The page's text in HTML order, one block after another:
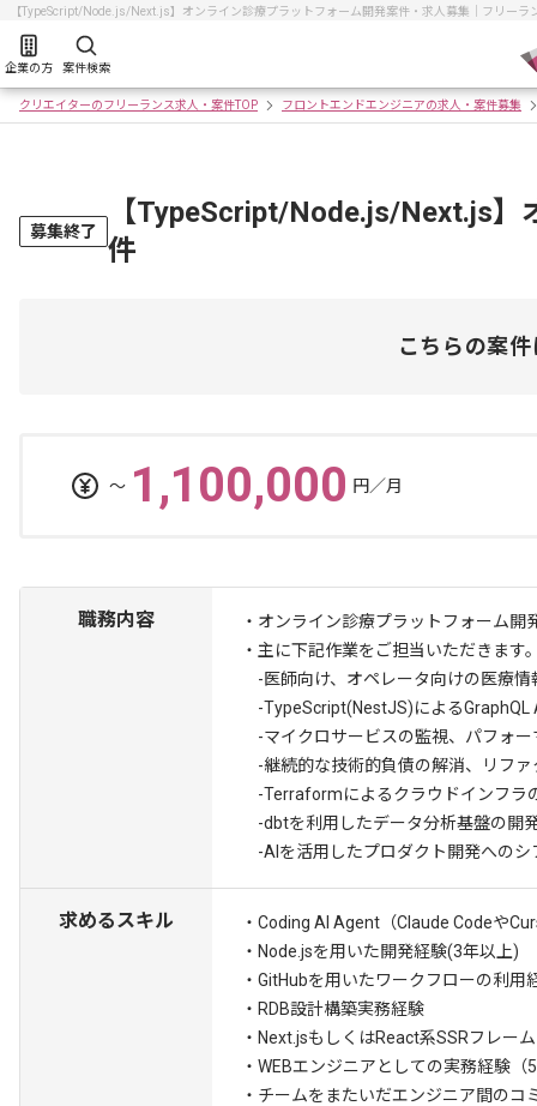
【TypeScript/Node.js/Next.js】オンライン診療プラットフォーム開発案件・求人募集｜フリーラ
企業の方 案件検索
クリエイターのフリーランス求人・案件TOP フロントエンドエンジニアの求人・案件募集
募集終了
【TypeScript/Node.js/Next.js】
件
こちらの案
〜 1,100,000 円／月
職務内容
・オンライン診療プラットフォーム開
・主に下記作業をご担当いただきます
-医師向け、オペレータ向けの医療情
-TypeScript(NestJS)によるGraphQL
-マイクロサービスの監視、パフォー
-継続的な技術的負債の解消、リファ
-Terraformによるクラウドインフラ
-dbtを利用したデータ分析基盤の開
-AIを活用したプロダクト開発へのシ
求めるスキル
・Coding AI Agent（Claude Codeや
・Node.jsを用いた開発経験(3年以上)
・GitHubを用いたワークフローの利用
・RDB設計構築実務経験
・Next.jsもしくはReact系SSRフレー
・WEBエンジニアとしての実務経験（
・チームをまたいだエンジニア間のコ